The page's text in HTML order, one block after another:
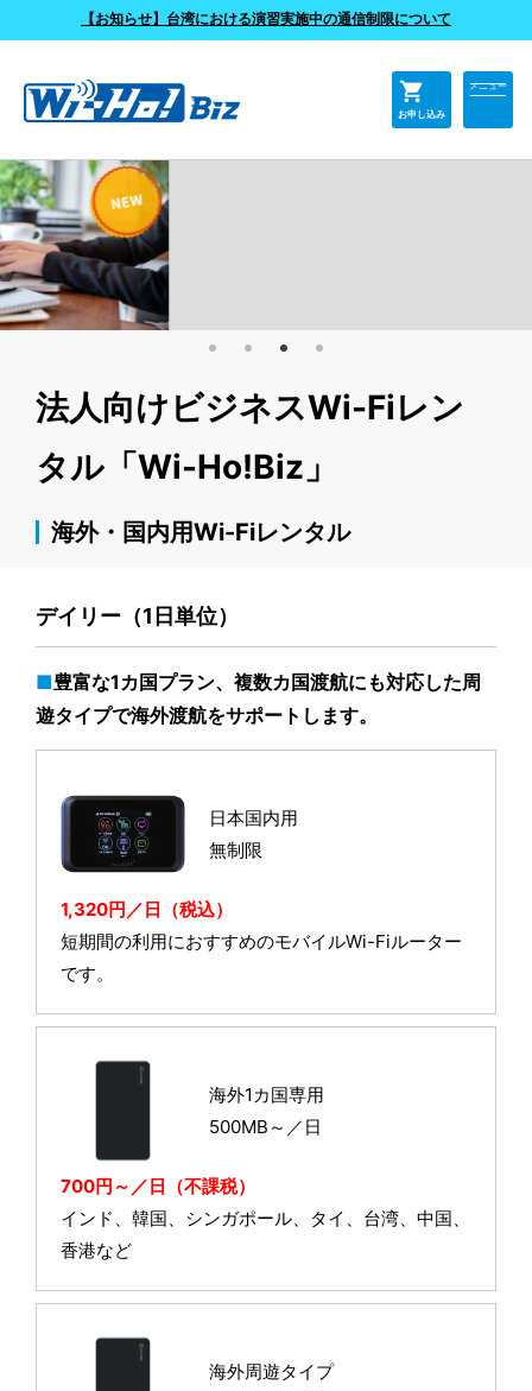
【お知らせ】台湾における演習実施中の通信制限について
shopping_cart
お申し込み
メニュー
よくあるご質問
法人向けビジネスWi-Fiレン
タル「Wi-Ho!Biz」
海外・国内用Wi-Fiレンタル
デイリー（1日単位）
豊富な1カ国プラン、複数カ国渡航にも対応した周
遊タイプで海外渡航をサポートします。
日本国内用
無制限
1,320円／日（税込）
短期間の利用におすすめのモバイルWi-Fiルーター
です。
海外1カ国専用
500MB～／日
700円～／日（不課税）
インド、韓国、シンガポール、タイ、台湾、中国、
香港など
海外周遊タイプ